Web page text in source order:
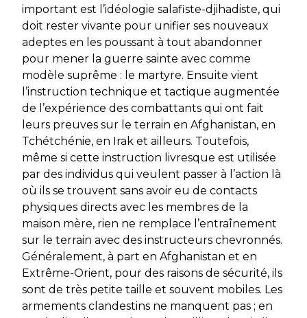
important est l’idéologie salafiste-djihadiste, qui
doit rester vivante pour unifier ses nouveaux
adeptes en les poussant à tout abandonner
pour mener la guerre sainte avec comme
modèle suprême : le martyre. Ensuite vient
l’instruction technique et tactique augmentée
de l’expérience des combattants qui ont fait
leurs preuves sur le terrain en Afghanistan, en
Tchétchénie, en Irak et ailleurs. Toutefois,
même si cette instruction livresque est utilisée
par des individus qui veulent passer à l’action là
où ils se trouvent sans avoir eu de contacts
physiques directs avec les membres de la
maison mère, rien ne remplace l’entraînement
sur le terrain avec des instructeurs chevronnés.
Généralement, à part en Afghanistan et en
Extrême-Orient, pour des raisons de sécurité, ils
sont de très petite taille et souvent mobiles. Les
armements clandestins ne manquent pas ; en